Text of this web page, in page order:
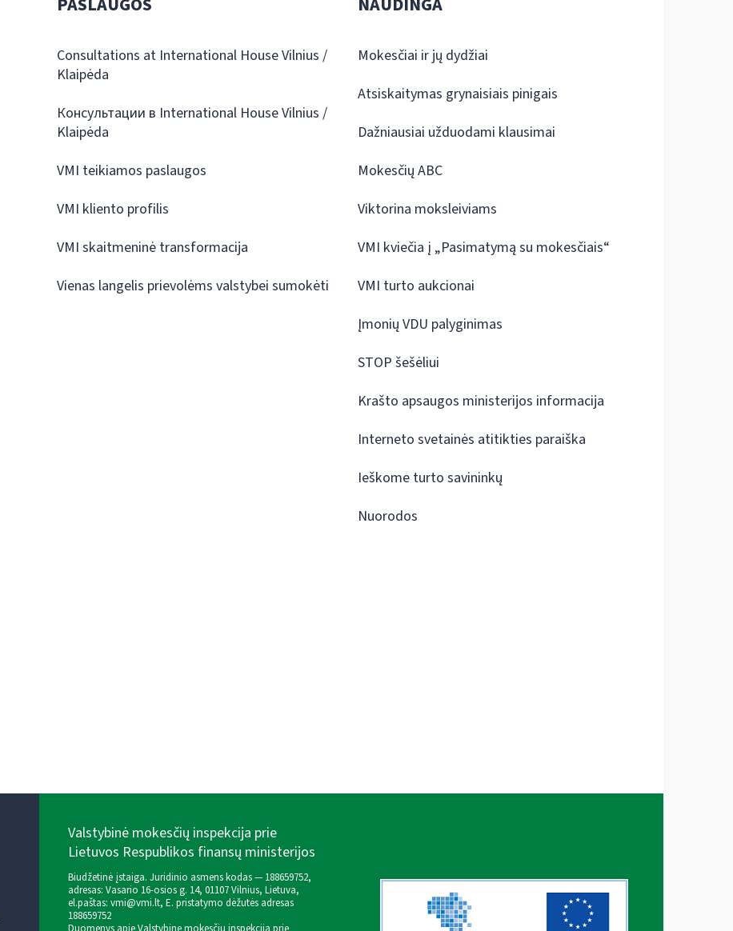
Consultations at International House Vilnius /
Klaipėda
Консультации в International House Vilnius /
Klaipėda
VMI teikiamos paslaugos
VMI kliento profilis
VMI skaitmeninė transformacija
Vienas langelis prievolėms valstybei sumokėti
Mokesčiai ir jų dydžiai
Atsiskaitymas grynaisiais pinigais
Dažniausiai užduodami klausimai
Mokesčių ABC
Viktorina moksleiviams
VMI kviečia į „Pasimatymą su mokesčiais“
VMI turto aukcionai
Įmonių VDU palyginimas
STOP šešėliui
Krašto apsaugos ministerijos informacija
Interneto svetainės atitikties paraiška
Ieškome turto savininkų
Nuorodos
Valstybinė mokesčių inspekcija prie
Lietuvos Respublikos finansų ministerijos
Biudžetinė įstaiga. Juridinio asmens kodas — 188659752,
adresas: Vasario 16-osios g. 14, 01107 Vilnius, Lietuva,
el.paštas: vmi@vmi.lt, E. pristatymo dėžutės adresas
188659752